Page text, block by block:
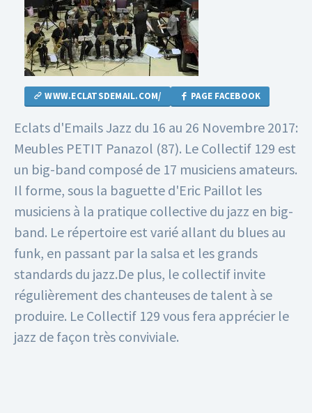
WWW.ECLATSDEMAIL.COM/ PAGE FACEBOOK
Eclats d'Emails Jazz du 16 au 26 Novembre 2017:
Meubles PETIT Panazol (87). Le Collectif 129 est
un big-band composé de 17 musiciens amateurs.
Il forme, sous la baguette d'Eric Paillot les
musiciens à la pratique collective du jazz en big-
band. Le répertoire est varié allant du blues au
funk, en passant par la salsa et les grands
standards du jazz.De plus, le collectif invite
régulièrement des chanteuses de talent à se
produire. Le Collectif 129 vous fera apprécier le
jazz de façon très conviviale.